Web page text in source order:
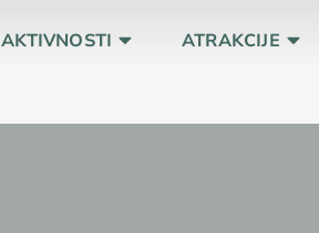
AKTIVNOSTI ATRAKCIJE